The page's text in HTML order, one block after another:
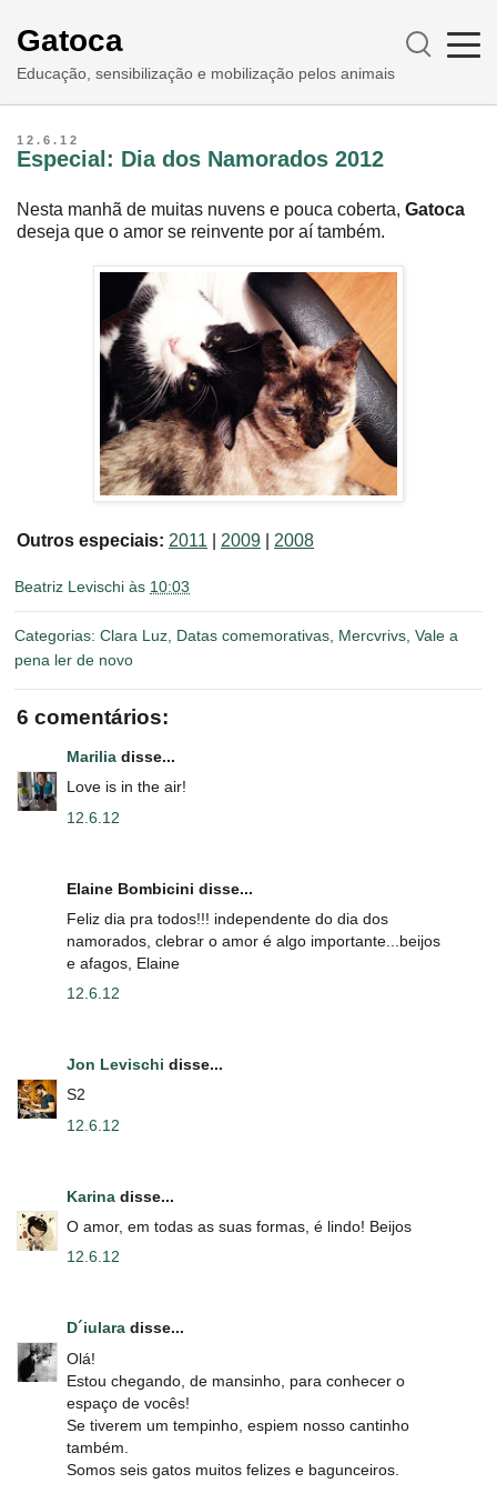
Gatoca
Educação, sensibilização e mobilização pelos animais
12.6.12
Especial: Dia dos Namorados 2012
Nesta manhã de muitas nuvens e pouca coberta, Gatoca
deseja que o amor se reinvente por aí também.
Outros especiais: 2011 2009 2008
Beatriz Levischi às 10:03
Categorias: Clara Luz Datas comemorativas Mercvrivs Vale a
pena ler de novo
6 comentários:
Marilia disse...
Love is in the air!
12.6.12
Elaine Bombicini disse...
Feliz dia pra todos!!! independente do dia dos
namorados, clebrar o amor é algo importante...beijos
e afagos, Elaine
12.6.12
Jon Levischi disse...
S2
12.6.12
Karina disse...
O amor, em todas as suas formas, é lindo! Beijos
12.6.12
D´iulara disse...
Olá!
Estou chegando, de mansinho, para conhecer o
espaço de vocês!
Se tiverem um tempinho, espiem nosso cantinho
também.
Somos seis gatos muitos felizes e bagunceiros.